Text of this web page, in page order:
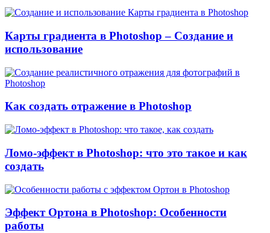
Карты градиента в Photoshop – Создание и
использование
Как создать отражение в Photoshop
Ломо-эффект в Photoshop: что это такое и как
создать
Эффект Ортона в Photoshop: Особенности
работы